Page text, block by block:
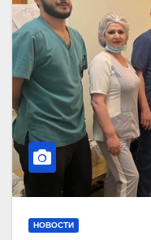
НОВОСТИ